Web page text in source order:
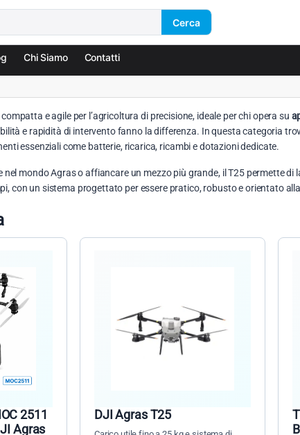
Cerca
Chi Siamo Contatti
e agile per l’agricoltura di precisione, ideale per chi opera su
e rapidità di intervento fanno la differenza. In questa categoria
essenziali come batterie, ricarica, ricambi e dotazioni dedicate.
nel mondo Agras o affiancare un mezzo più grande, il T25 permette di
con un sistema progettato per essere pratico, robusto e orientato
2511
Agras
DJI Agras T25